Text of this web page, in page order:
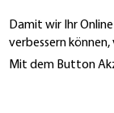
Damit wir Ihr
verbessern
Mit dem Button
zum
Inhalt